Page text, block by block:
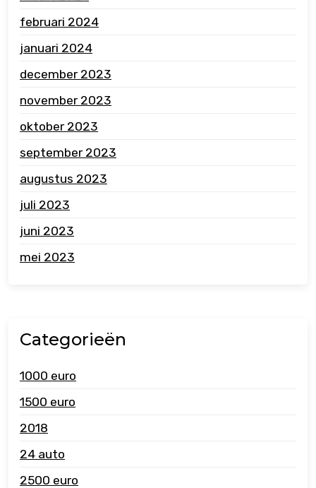
februari 2024
januari 2024
december 2023
november 2023
oktober 2023
september 2023
augustus 2023
juli 2023
juni 2023
mei 2023
Categorieën
1000 euro
1500 euro
2018
24 auto
2500 euro